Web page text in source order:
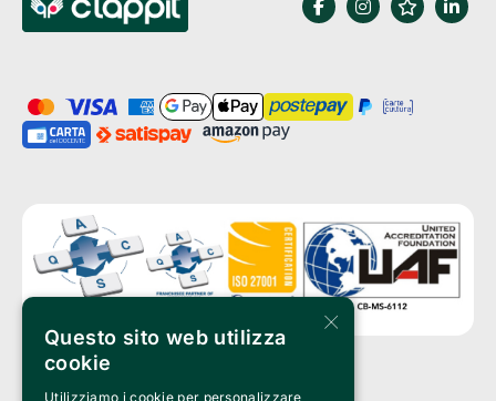
×
Questo sito web utilizza
cookie
Utilizziamo i cookie per personalizzare